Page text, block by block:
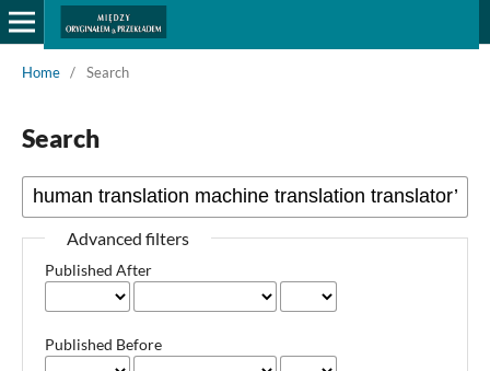
Home / Search
Search
Advanced filters
Published After
Published Before